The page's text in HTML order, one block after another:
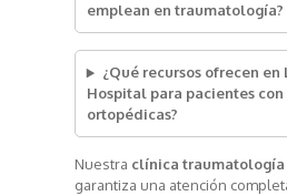
emplean en traumatología?
¿Qué recursos ofrecen en
Hospital para pacientes
ortopédicas?
Nuestra clínica traumatología
garantiza una atención